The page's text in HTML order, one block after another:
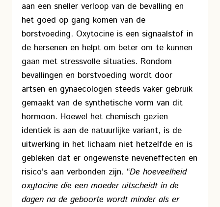
aan een sneller verloop van de bevalling en
het goed op gang komen van de
borstvoeding. Oxytocine is een signaalstof in
de hersenen en helpt om beter om te kunnen
gaan met stressvolle situaties. Rondom
bevallingen en borstvoeding wordt door
artsen en gynaecologen steeds vaker gebruik
gemaakt van de synthetische vorm van dit
hormoon. Hoewel het chemisch gezien
identiek is aan de natuurlijke variant, is de
uitwerking in het lichaam niet hetzelfde en is
gebleken dat er ongewenste neveneffecten en
risico’s aan verbonden zijn. “De hoeveelheid
oxytocine die een moeder uitscheidt in de
dagen na de geboorte wordt minder als er